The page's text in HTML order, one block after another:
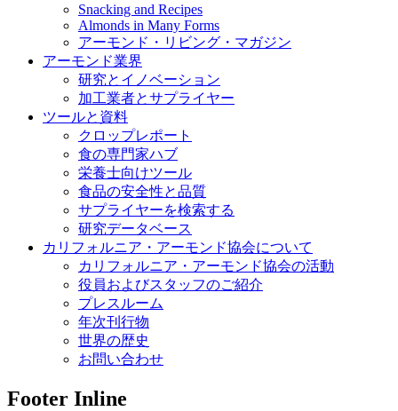
Snacking and Recipes
Almonds in Many Forms
アーモンド・リビング・マガジン
アーモンド業界
研究とイノベーション
加工業者とサプライヤー
ツールと資料
クロップレポート
食の専門家ハブ
栄養士向けツール
食品の安全性と品質
サプライヤーを検索する
研究データベース
カリフォルニア・アーモンド協会について
カリフォルニア・アーモンド協会の活動
役員およびスタッフのご紹介
プレスルーム
年次刊行物
世界の歴史
お問い合わせ
Footer Inline